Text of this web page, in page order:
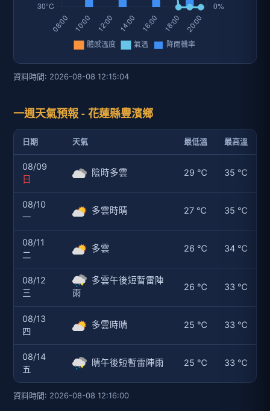
資料時間: 2026-08-08 12:15:04
一週天氣預報 - 花蓮縣豐濱鄉
日期 天氣 最低溫 最高溫
08/09
日
陰時多雲 29 ℃ 35 ℃
08/10
一
多雲時晴 27 ℃ 35 ℃
08/11
二
多雲 26 ℃ 34 ℃
08/12
三
多雲午後短暫雷陣
雨
26 ℃ 33 ℃
08/13
四
多雲時晴 25 ℃ 33 ℃
08/14
五
晴午後短暫雷陣雨 25 ℃ 33 ℃
資料時間: 2026-08-08 12:16:00